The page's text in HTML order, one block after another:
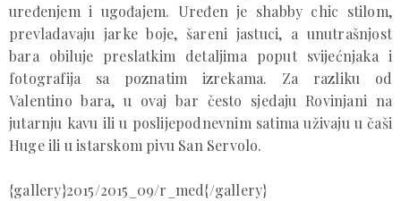
uređenjem i ugođajem. Uređen je shabby chic stilom,
prevladavaju jarke boje, šareni jastuci, a unutrašnjost
bara obiluje preslatkim detaljima poput svijećnjaka i
fotografija sa poznatim izrekama. Za razliku od
Valentino bara, u ovaj bar često sjedaju Rovinjani na
jutarnju kavu ili u poslijepodnevnim satima uživaju u čaši
Huge ili u istarskom pivu San Servolo.
{gallery}2015/2015_09/r_med{/gallery}